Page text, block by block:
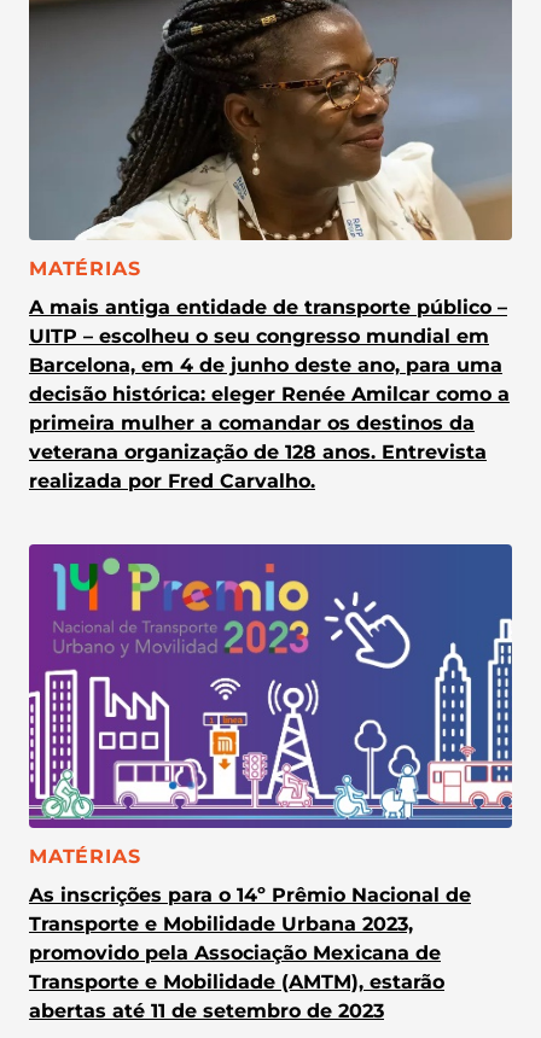
CATEGORIA:
MATÉRIAS
A mais antiga entidade de transporte público –
UITP – escolheu o seu congresso mundial em
Barcelona, em 4 de junho deste ano, para uma
decisão histórica: eleger Renée Amilcar como a
primeira mulher a comandar os destinos da
veterana organização de 128 anos. Entrevista
realizada por Fred Carvalho.
CATEGORIA:
MATÉRIAS
As inscrições para o 14º Prêmio Nacional de
Transporte e Mobilidade Urbana 2023,
promovido pela Associação Mexicana de
Transporte e Mobilidade (AMTM), estarão
abertas até 11 de setembro de 2023